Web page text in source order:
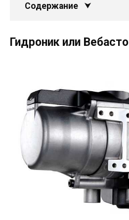
Содержание
Гидроник или Вебасто